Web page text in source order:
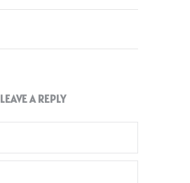
LEAVE A REPLY